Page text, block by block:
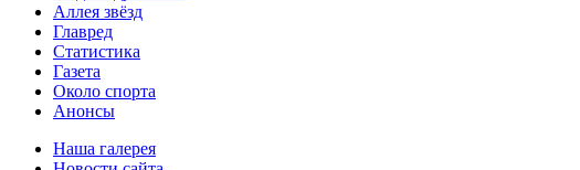
Аллея звёзд
Главред
Статистика
Газета
Около спорта
Анонсы
Наша галерея